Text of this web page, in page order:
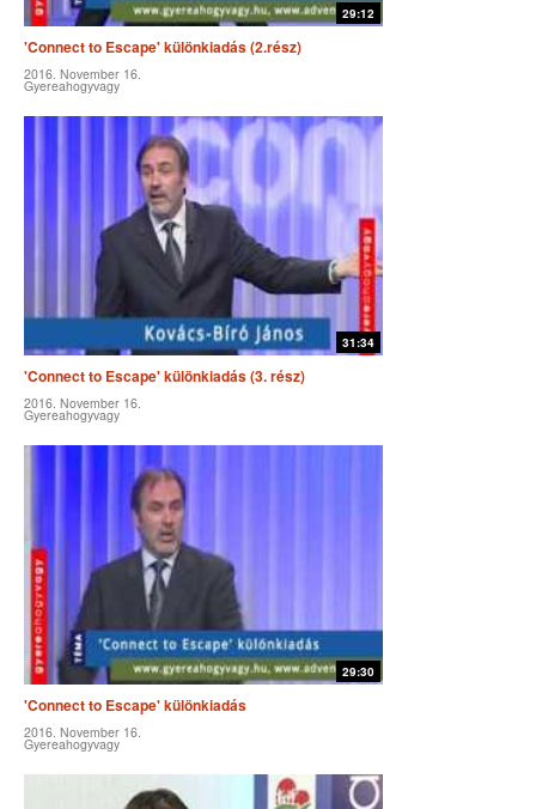
29:12
'Connect to Escape' különkiadás (2.rész)
2016. November 16.
Gyereahogyvagy
31:34
'Connect to Escape' különkiadás (3. rész)
2016. November 16.
Gyereahogyvagy
29:30
'Connect to Escape' különkiadás
2016. November 16.
Gyereahogyvagy